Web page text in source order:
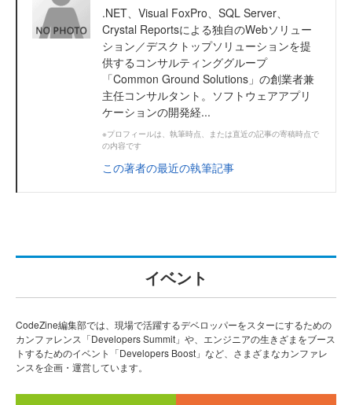
.NET、Visual FoxPro、SQL Server、
Crystal Reportsによる独自のWebソリュー
ション／デスクトップソリューションを提
供するコンサルティンググループ
「Common Ground Solutions」の創業者兼
主任コンサルタント。ソフトウェアアプリ
ケーションの開発経...
※プロフィールは、執筆時点、または直近の記事の寄稿時点で
の内容です
この著者の最近の執筆記事
イベント
CodeZine編集部では、現場で活躍するデベロッパーをスターにするための
カンファレンス「Developers Summit」や、エンジニアの生きざまをブース
トするためのイベント「Developers Boost」など、さまざまなカンファレ
ンスを企画・運営しています。